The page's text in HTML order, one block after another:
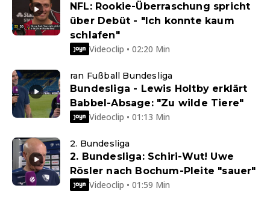
NFL: Rookie-Überraschung spricht
über Debüt - "Ich konnte kaum
schlafen"
Videoclip • 02:20 Min
ran Fußball Bundesliga
Bundesliga - Lewis Holtby erklärt
Babbel-Absage: "Zu wilde Tiere"
Videoclip • 01:13 Min
2. Bundesliga
2. Bundesliga: Schiri-Wut! Uwe
Rösler nach Bochum-Pleite "sauer"
Videoclip • 01:59 Min